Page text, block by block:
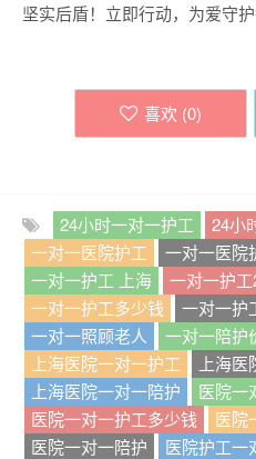
坚实后盾！立即行动，为爱守护
喜欢 (0)
24小时一对一护工
24小
一对一医院护工
一对一医院
一对一护工 上海
一对一护
一对一护工多少钱
一对一护
一对一照顾老人
一对一陪护
上海医院一对一护工
上海
上海医院一对一陪护
医院一
医院一对一护工多少钱
医院
医院一对一陪护
医院护工一